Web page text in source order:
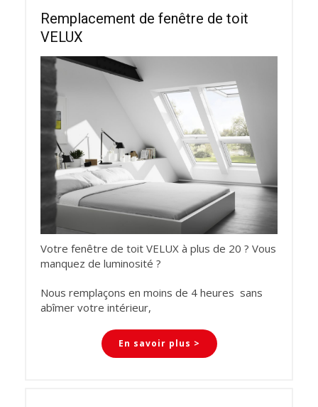
Remplacement de fenêtre de toit
VELUX
Votre fenêtre de toit VELUX à plus de 20 ? Vous
manquez de luminosité ?
Nous remplaçons en moins de 4 heures sans
abîmer votre intérieur,
En savoir plus >